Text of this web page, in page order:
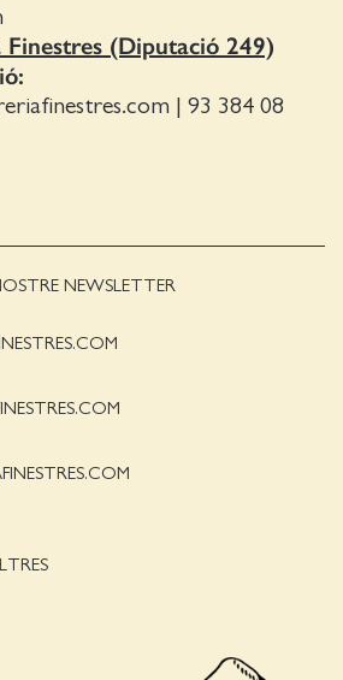
(Diputació 249)
93 384 08
NEWSLETTER